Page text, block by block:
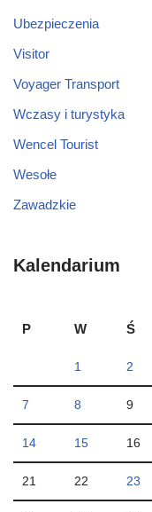
Ubezpieczenia
Visitor
Voyager Transport
Wczasy i turystyka
Wencel Tourist
Wesołe
Zawadzkie
Kalendarium
P
W Ś
1 2
7 8 9
14 15 16
21 22 23